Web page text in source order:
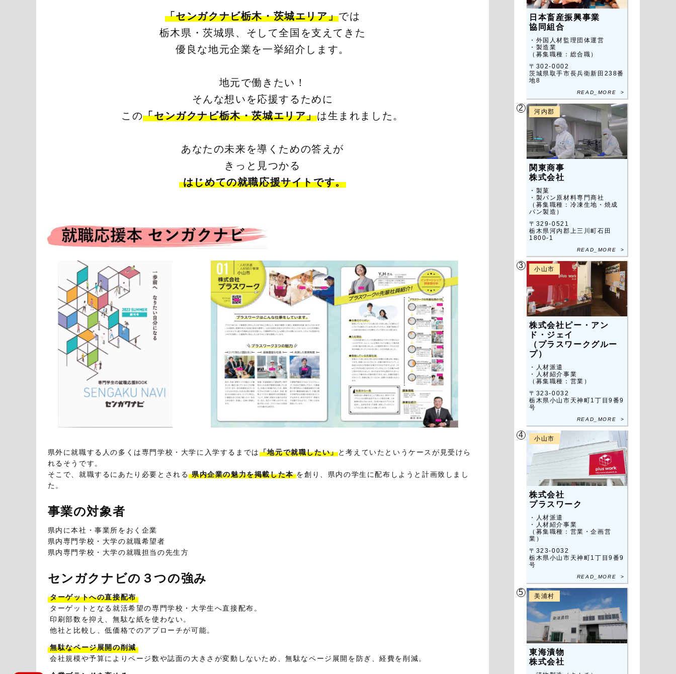
「センガクナビ栃木・茨城エリア」では
栃木県・茨城県、そして全国を支えてきた
優良な地元企業を一挙紹介します。
地元で働きたい！
そんな想いを応援するために
この「センガクナビ栃木・茨城エリア」は生まれました。
あなたの未来を導くための答えが
きっと見つかる
はじめての就職応援サイトです。
県外に就職する人の多くは専門学校・大学に入学するまでは「地元で就職したい」と考えていたというケースが見受けら
れるそうです。
そこで、就職するにあたり必要とされる県内企業の魅力を掲載した本を創り、県内の学生に配布しようと計画致しまし
た。
事業の対象者
県内に本社・事業所をおく企業
県内専門学校・大学の就職希望者
県内専門学校・大学の就職担当の先生方
センガクナビの３つの強み
ターゲットへの直接配布
ターゲットとなる就活希望の専門学校・大学生へ直接配布。
印刷部数を抑え、無駄な紙を使わない。
他社と比較し、低価格でのアプローチが可能。
無駄なページ展開の削減
会社規模や予算によりページ数や誌面の大きさが変動しないため、無駄なページ展開を防ぎ、経費を削減。
日本畜産振興事業
協同組合
・外国人材監理団体運営
・製造業
（募集職種：総合職）
〒302-0002
茨城県取手市長兵衛新田238番
地8
READ_MORE >
2 河内郡
関東商事
株式会社
・製菓
・製パン原材料専門商社
（募集職種：冷凍生地・焼成
パン製造）
〒329-0521
栃木県河内郡上三川町石田
1800-1
READ_MORE >
3 小山市
株式会社ピー・アン
ド・ジェイ
（プラスワークグルー
プ）
・人材派遣
・人材紹介事業
（募集職種：営業）
〒323-0032
栃木県小山市天神町1丁目9番9
号
READ_MORE >
4 小山市
株式会社
プラスワーク
・人材派遣
・人材紹介事業
（募集職種：営業・企画営
業）
〒323-0032
栃木県小山市天神町1丁目9番9
号
READ_MORE >
5 美浦村
東海漬物
株式会社